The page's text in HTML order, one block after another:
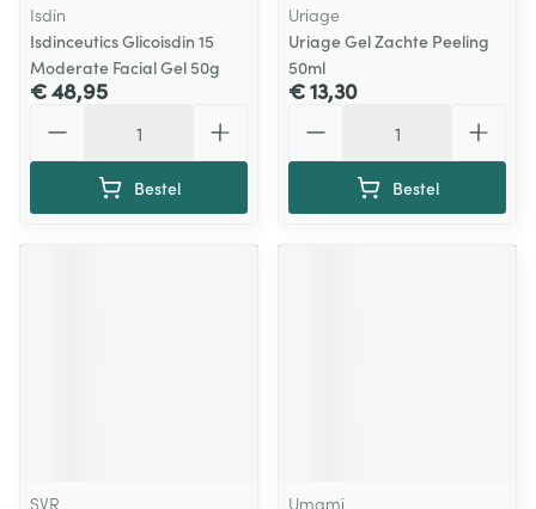
Isdin
Isdinceutics Glicoisdin 15
Moderate Facial Gel 50g
€ 48,95
Bestel
Uriage
Uriage Gel Zachte Peeling
50ml
€ 13,30
Bestel
SVR Umami